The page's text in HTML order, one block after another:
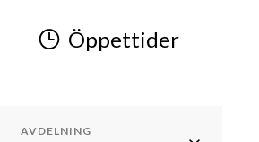
Öppettider
AVDELNING